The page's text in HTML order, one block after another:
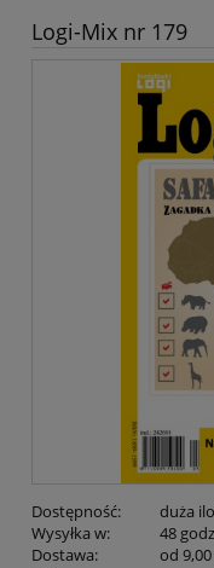
Logi-Mix nr 179
Dostępność:
duża
Wysyłka w:
48
Dostawa:
od 9,00